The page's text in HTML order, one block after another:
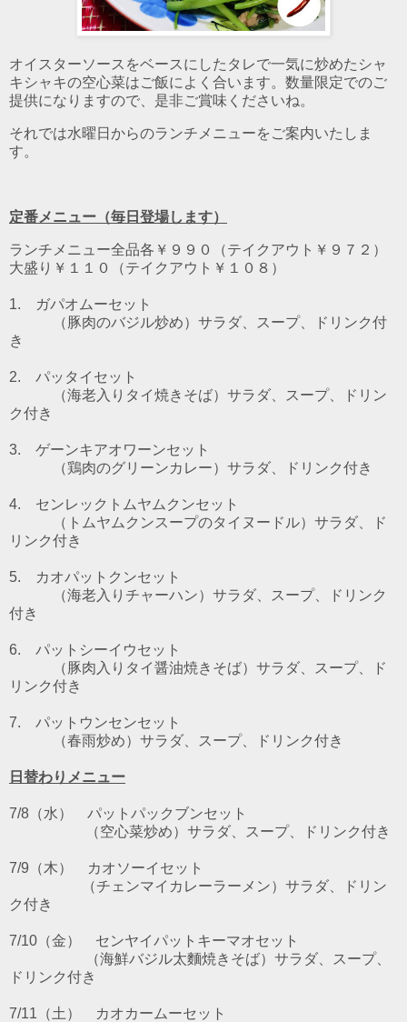
オイスターソースをベースにしたタレで一気に炒めたシャ
キシャキの空心菜はご飯によく合います。数量限定でのご
提供になりますので、是非ご賞味くださいね。
それでは水曜日からのランチメニューをご案内いたしま
す。
定番メニュー（毎日登場します）
ランチメニュー全品各￥９９０（テイクアウト￥９７２）
大盛り￥１１０（テイクアウト￥１０８）
1. ガパオムーセット
（豚肉のバジル炒め） サラダ、スープ、ドリンク付
き
2. パッタイセット
（海老入りタイ焼きそば） サラダ、スープ、ドリン
ク付き
3. ゲーンキアオワーンセット
（鶏肉のグリーンカレー） サラダ、ドリンク付き
4. センレックトムヤムクンセット
（トムヤムクンスープのタイヌードル） サラダ、ド
リンク付き
5. カオパットクンセット
（海老入りチャーハン）サラダ、スープ、ドリンク
付き
6. パットシーイウセット
（豚肉入りタイ醤油焼きそば）サラダ、スープ、ド
リンク付き
7. パットウンセンセット
（春雨炒め）サラダ、スープ、ドリンク付き
日替わりメニュー
7/8（水） パットパックブンセット
（空心菜炒め）サラダ、スープ、ドリンク付き
7/9 （木） カオソーイ セット
（チェンマイカレーラーメン）サラダ、ドリン
ク付き
7/10（金） センヤイパットキーマオセット
（海鮮バジル太麵焼きそば）サラダ、スープ、
ドリンク付き
7/11（土） カオカームーセット